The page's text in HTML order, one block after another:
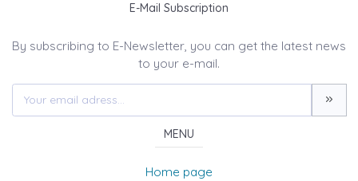
E-Mail Subscription
By subscribing to E-Newsletter, you can get the latest news
to your e-mail.
MENU
Home page